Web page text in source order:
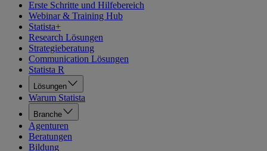
Erste Schritte und Hilfebereich
Webinar & Training Hub
Statista+
Research Lösungen
Strategieberatung
Communication Lösungen
Statista R
Lösungen
Warum Statista
Branche
Agenturen
Beratungen
Bildung